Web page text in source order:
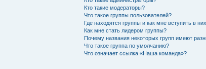
Кто такие модераторы?
Что такое группы пользователей?
Где находятся группы и как мне вступить в
Как мне стать лидером группы?
Почему названия некоторых групп имеют
Что такое группа по умолчанию?
Что означает ссылка «Наша команда»?